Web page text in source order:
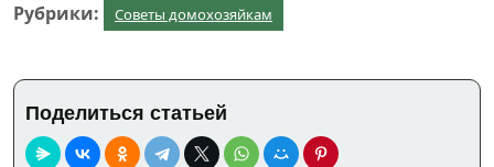
Рубрики: Советы домохозяйкам
Поделиться статьей